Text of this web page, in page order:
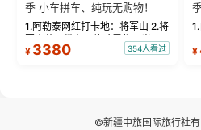
季 小车拼车、纯玩无购物！
1.阿勒泰网红打卡地：将军山 2.将
军山落日缆车，体验雪都风光 3.
将军山，夕阳派对，蹦迪party 4.
¥ 3380 354人看过 ¥
©新疆中旅国际旅行社